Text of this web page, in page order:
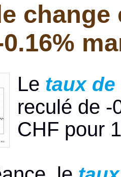
change
Le taux de
reculé de -
CHF pour